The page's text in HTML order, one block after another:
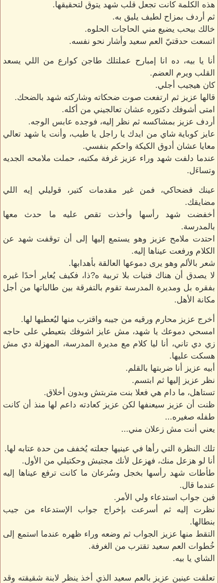
هذه الكلمة كانت تجعل قلب شهد يتوق لتحقيقها.
ثم أردف بمزاح لطيف يليق به.
خالك بيحب يضيع مني الحاجات الحلوه.
اتسعت حدقتيّ العم سعيد وأشار نحو نفسه.
أنا يا بيه، ده انا إمبارح عملتلك طاجن كوارع من اللي يسعد
القلب ويرم العضم.
كان هيجيب أجلي.
قالها عزيز ثم ارتفعت صوت ضحكاته وشاركته شهد بالضحك.
امتى أشوفك دكتوره عشان تعالجيني من أكله.
أردف عزيز بمشاكسه ثم نظر إليه، فوجده عابس الوجه.
عايز كوباية شاي من ايدك يا راجل يا طيب، وأنت يا شهد تعالي
معايا عشان أدوق الكيكة واحكم بنفسي.
عندما دلفت شهد وراء عزيز غرفة مكتبه، حملت ملامحه الجديه
وتساءَل.
عينك فضحاكي، فمن غير مقدمات كتير، قوليلي إيه اللي
مضايقك.
أخفضت شهد رأسها وأخذت تقص عليه ما حدث معها
بالمدرسة.
احتدت ملامح عزيز وهو يستمع إليها إلى أن توقفت شهد عن
الكلام ورفعت عيناها إليه.
شعر بالألم وهو يرى دموعها العالقة بأهدابها.
لا يصدق أن هناك فتيات بلا تربية ه?ذا، فكيف يُعاير أحدًا غيره
بفقره بل ومديرة المدرسة تقوم بالتفرقة بين طالباتها من أجل
مكانة الأهل.
أخرج عزيز محارم ورقيه من جيبه واقترب منها ليُعطيها لها.
امسحي دموعك يا شهد، مش عايز اشوفك بتعيطي على حاجه
زي دي تاني، أنا ليا كلام مع مديرة المدرسة، المهزلة دي مش
هسكت عليها.
أبيه عزيز أنا ضربتها بالقلم.
نظر عزيز إليها ثم ابتسم.
تستاهل، ما دام هي فعلا بنت متربتش وبدون أخلاق.
ظنت أن عزيز سيعنفها لكن عزيز كعادته داعم لها منذ أن كانت
طفله صغيره...
يعني أنت مش زعلان مني...
تلك النظرة التي رأها في عينيها جعلته يُخفف من حدة عتابه لها.
أنا لو هزعل منك، فهزعل لأنك مجتيش وحكتيلي من الأول.
طأطات شهد رأسها بخجل وسُرعان ما كانت ترفع عيناها إليه
عندما قال.
فين جواب استدعاء ولي الأمر.
نظرت إليه ثم أسرعت بإخراج جواب الإستدعاء من جيب
بنطالها.
التقط منها عزيز الجواب ثم وضعه وراء ظهره عندما استمع إلى
خُطوات العم سعيد تقترب من الغرفة.
الشاي يا بيه.
تعلقت عينين عزيز بالعم سعيد الذي أخذ ينظر لابنة شقيقته وقد